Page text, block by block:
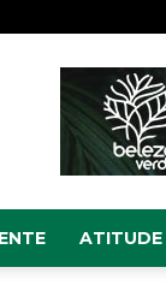
ATITUDE